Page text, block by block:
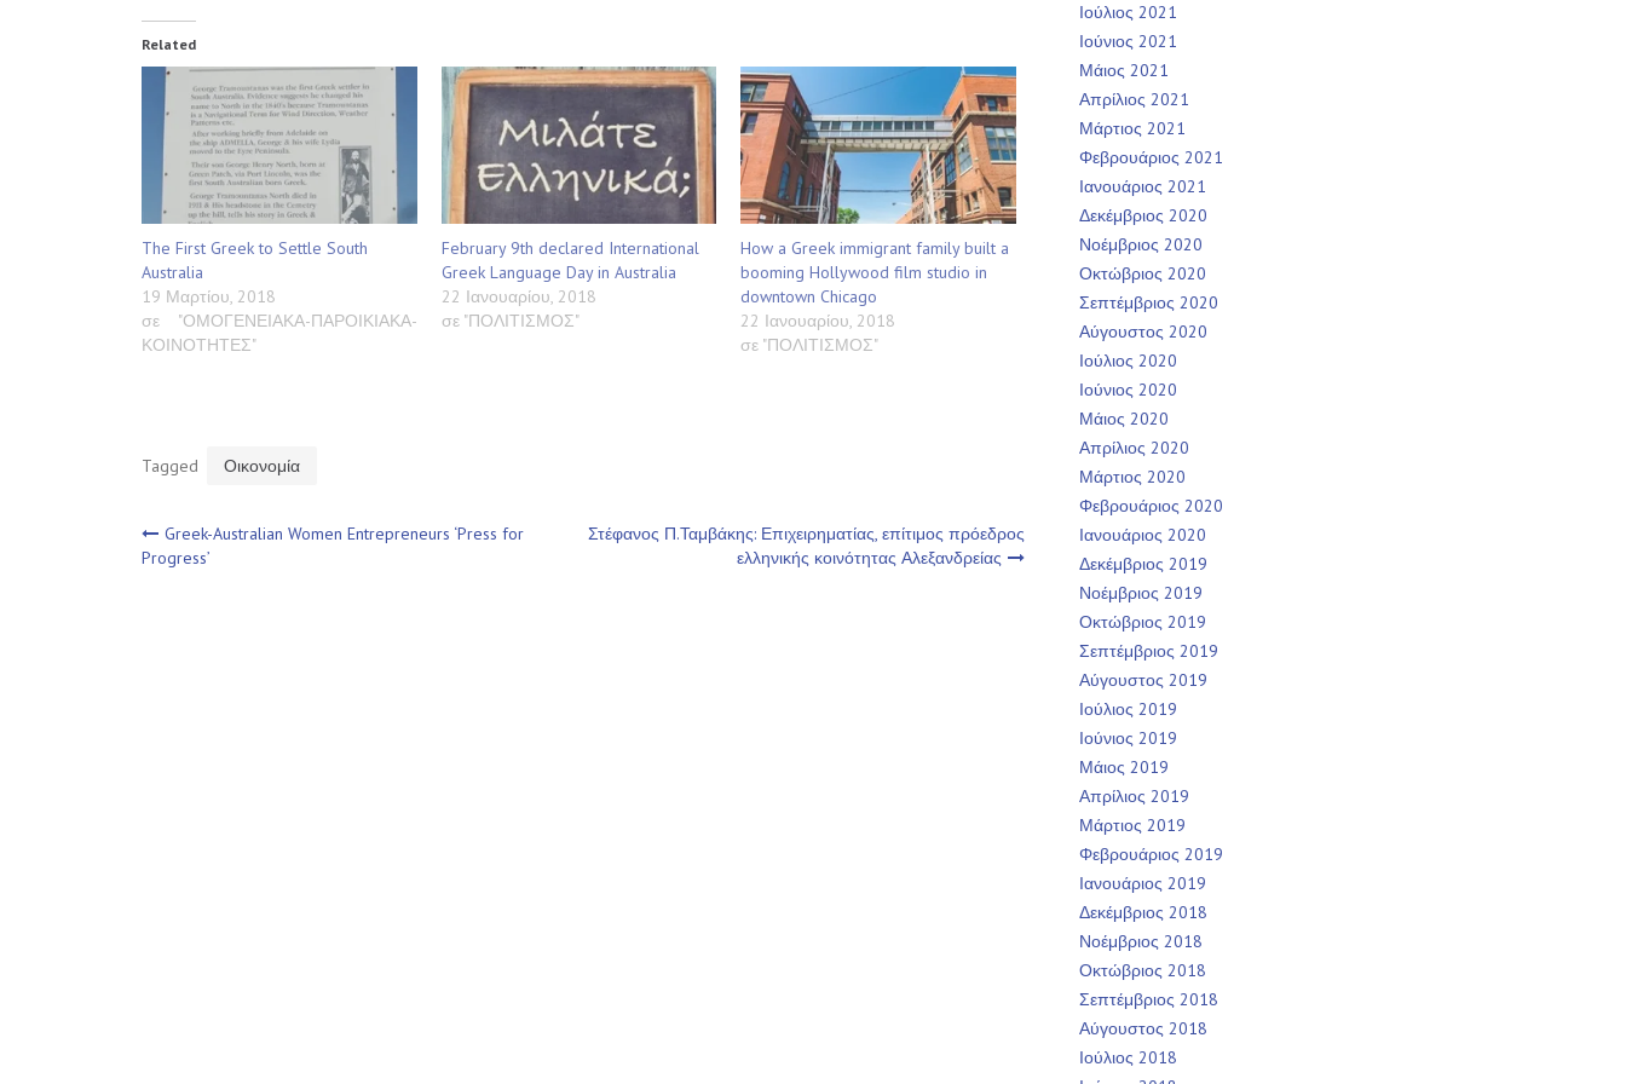
Related
The First Greek to Settle South
Australia
19 Μαρτίου, 2018
σε "ΟΜΟΓΕΝΕΙΑΚΑ-ΠΑΡΟΙΚΙΑΚΑ-
ΚΟΙΝΟΤΗΤΕΣ"
February 9th declared International
Greek Language Day in Australia
22 Ιανουαρίου, 2018
σε "ΠΟΛΙΤΙΣΜΟΣ"
How a Greek immigrant family built a
booming Hollywood film studio in
downtown Chicago
22 Ιανουαρίου, 2018
σε "ΠΟΛΙΤΙΣΜΟΣ"
Tagged Οικονομία
Πλοήγηση
Greek-Australian Women Entrepreneurs ‘Press for
Progress’
Στέφανος Π.Ταμβάκης: Επιχειρηματίας, επίτιμος πρόεδρος
ελληνικής κοινότητας Αλεξανδρείας
Ιούλιος 2021
Ιούνιος 2021
Μάιος 2021
Απρίλιος 2021
Μάρτιος 2021
Φεβρουάριος 2021
Ιανουάριος 2021
Δεκέμβριος 2020
Νοέμβριος 2020
Οκτώβριος 2020
Σεπτέμβριος 2020
Αύγουστος 2020
Ιούλιος 2020
Ιούνιος 2020
Μάιος 2020
Απρίλιος 2020
Μάρτιος 2020
Φεβρουάριος 2020
Ιανουάριος 2020
Δεκέμβριος 2019
Νοέμβριος 2019
Οκτώβριος 2019
Σεπτέμβριος 2019
Αύγουστος 2019
Ιούλιος 2019
Ιούνιος 2019
Μάιος 2019
Απρίλιος 2019
Μάρτιος 2019
Φεβρουάριος 2019
Ιανουάριος 2019
Δεκέμβριος 2018
Νοέμβριος 2018
Οκτώβριος 2018
Σεπτέμβριος 2018
Αύγουστος 2018
Ιούλιος 2018